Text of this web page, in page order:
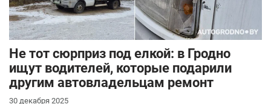
Не тот сюрприз под елкой: в Гродно
ищут водителей, которые подарили
другим автовладельцам ремонт
30 декабря 2025